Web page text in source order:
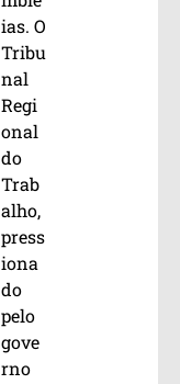
ias. O
Tribu
nal
Regi
onal
do
Trab
alho,
press
iona
do
pelo
gove
rno